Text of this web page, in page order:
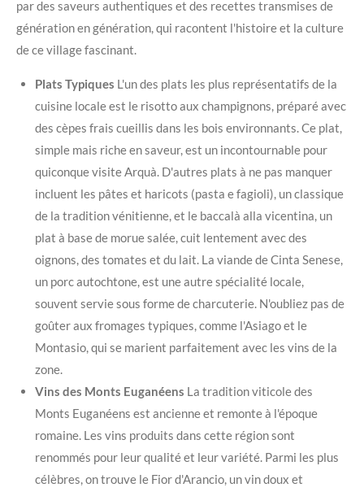
par des saveurs authentiques et des recettes transmises de
génération en génération, qui racontent l'histoire et la culture
de ce village fascinant.
Plats Typiques L'un des plats les plus représentatifs de la
cuisine locale est le risotto aux champignons, préparé avec
des cèpes frais cueillis dans les bois environnants. Ce plat,
simple mais riche en saveur, est un incontournable pour
quiconque visite Arquà. D'autres plats à ne pas manquer
incluent les pâtes et haricots (pasta e fagioli), un classique
de la tradition vénitienne, et le baccalà alla vicentina, un
plat à base de morue salée, cuit lentement avec des
oignons, des tomates et du lait. La viande de Cinta Senese,
un porc autochtone, est une autre spécialité locale,
souvent servie sous forme de charcuterie. N'oubliez pas de
goûter aux fromages typiques, comme l'Asiago et le
Montasio, qui se marient parfaitement avec les vins de la
zone.
Vins des Monts Euganéens La tradition viticole des
Monts Euganéens est ancienne et remonte à l'époque
romaine. Les vins produits dans cette région sont
renommés pour leur qualité et leur variété. Parmi les plus
célèbres, on trouve le Fior d'Arancio, un vin doux et